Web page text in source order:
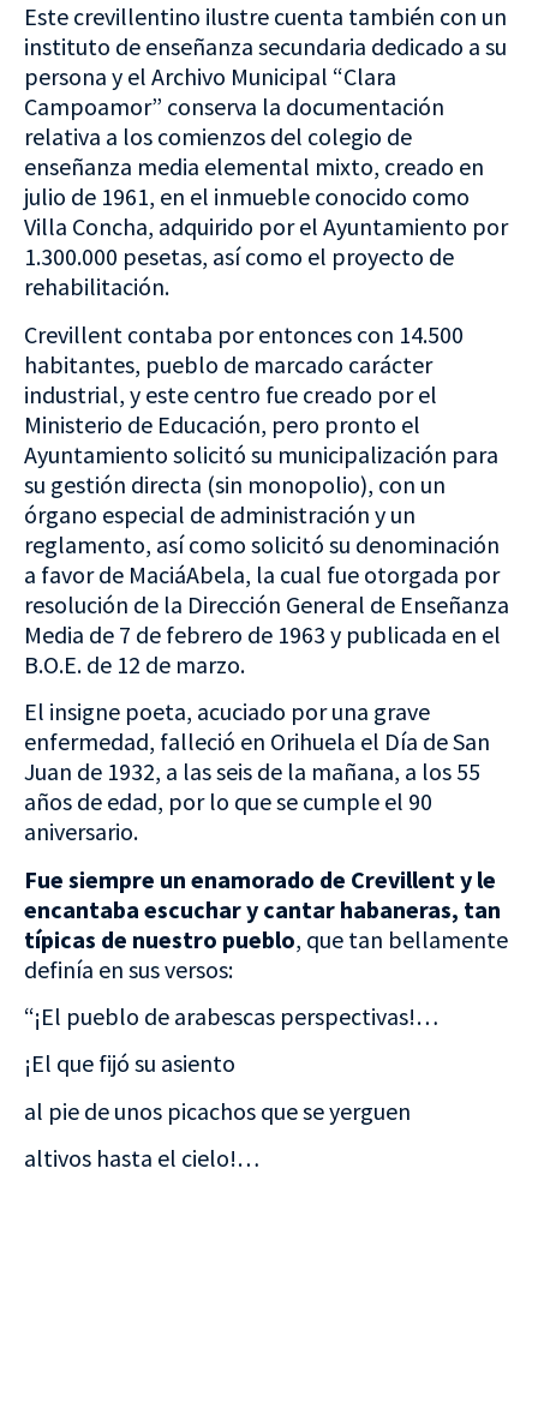
Este crevillentino ilustre cuenta también con un
instituto de enseñanza secundaria dedicado a su
persona y el Archivo Municipal “Clara
Campoamor” conserva la documentación
relativa a los comienzos del colegio de
enseñanza media elemental mixto, creado en
julio de 1961, en el inmueble conocido como
Villa Concha, adquirido por el Ayuntamiento por
1.300.000 pesetas, así como el proyecto de
rehabilitación.
Crevillent contaba por entonces con 14.500
habitantes, pueblo de marcado carácter
industrial, y este centro fue creado por el
Ministerio de Educación, pero pronto el
Ayuntamiento solicitó su municipalización para
su gestión directa (sin monopolio), con un
órgano especial de administración y un
reglamento, así como solicitó su denominación
a favor de MaciáAbela, la cual fue otorgada por
resolución de la Dirección General de Enseñanza
Media de 7 de febrero de 1963 y publicada en el
B.O.E. de 12 de marzo.
El insigne poeta, acuciado por una grave
enfermedad, falleció en Orihuela el Día de San
Juan de 1932, a las seis de la mañana, a los 55
años de edad, por lo que se cumple el 90
aniversario.
Fue siempre un enamorado de Crevillent y le
encantaba escuchar y cantar habaneras, tan
típicas de nuestro pueblo, que tan bellamente
definía en sus versos:
“¡El pueblo de arabescas perspectivas!…
¡El que fijó su asiento
al pie de unos picachos que se yerguen
altivos hasta el cielo!…